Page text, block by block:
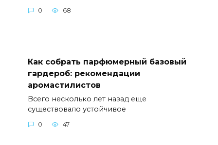
0 68
Как собрать парфюмерный базовый
гардероб: рекомендации
аромастилистов
Всего несколько лет назад еще
существовало устойчивое
0 47